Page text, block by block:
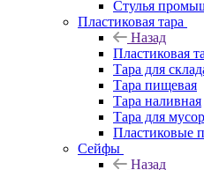
Cтулья
Пластиковая тара
Назад
Пластиковая
Тара для
Тара пищевая
Тара наливная
Тара для
Пластиковые
Сейфы
Назад